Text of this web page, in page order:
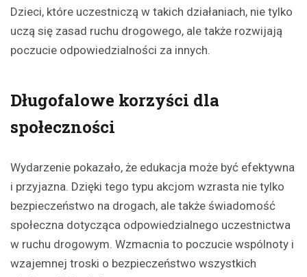
Dzieci, które uczestniczą w takich działaniach, nie tylko
uczą się zasad ruchu drogowego, ale także rozwijają
poczucie odpowiedzialności za innych.
Długofalowe korzyści dla
społeczności
Wydarzenie pokazało, że edukacja może być efektywna
i przyjazna. Dzięki tego typu akcjom wzrasta nie tylko
bezpieczeństwo na drogach, ale także świadomość
społeczna dotycząca odpowiedzialnego uczestnictwa
w ruchu drogowym. Wzmacnia to poczucie wspólnoty i
wzajemnej troski o bezpieczeństwo wszystkich